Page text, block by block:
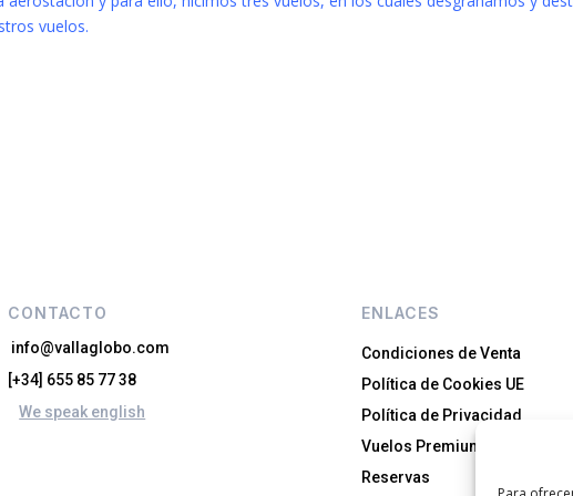
vuelos.
CONTACTO
info@vallaglobo.com
[+34] 655 85 77 38
We speak english
ENLACES
Condiciones de Venta
Política de Cookies UE
Política de Privacidad
Vuelos Premium
Reservas